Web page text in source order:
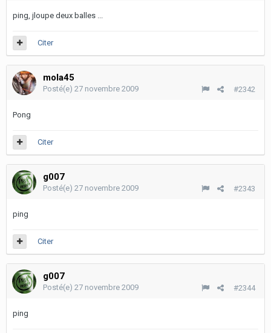
ping, jloupe deux balles ...
Citer
mola45
#2342
Posté(e) 27 novembre 2009
Pong
Citer
g007
#2343
Posté(e) 27 novembre 2009
ping
Citer
g007
#2344
Posté(e) 27 novembre 2009
ping